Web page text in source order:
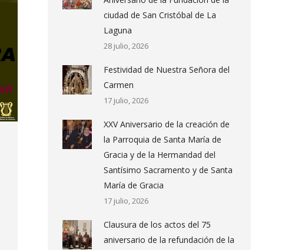
ciudad de San Cristóbal de La
Laguna
28 julio, 2026
Festividad de Nuestra Señora del
Carmen
17 julio, 2026
XXV Aniversario de la creación de
la Parroquia de Santa María de
Gracia y de la Hermandad del
Santísimo Sacramento y de Santa
María de Gracia
17 julio, 2026
Clausura de los actos del 75
aniversario de la refundación de la